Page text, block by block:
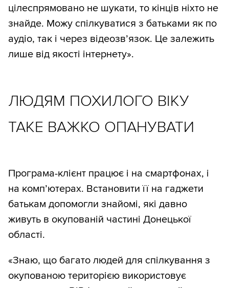
цілеспрямовано не шукати, то кінців ніхто не
знайде. Можу спілкуватися з батьками як по
аудіо, так і через відеозв’язок. Це залежить
лише від якості інтернету».
ЛЮДЯМ ПОХИЛОГО ВІКУ
ТАКЕ ВАЖКО ОПАНУВАТИ
Програма-клієнт працює і на смартфонах, і
на комп’ютерах. Встановити її на гаджети
батькам допомогли знайомі, які давно
живуть в окупованій частині Донецької
області.
«Знаю, що багато людей для спілкування з
окупованою територією використовує